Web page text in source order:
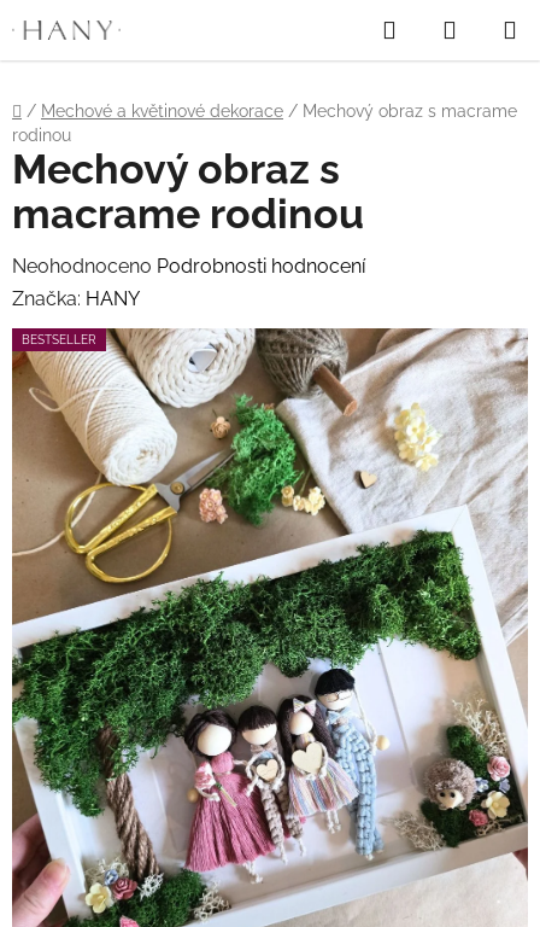
Přejít
na
Hledat
KOŠÍK
Domů
/ Mechové a květinové dekorace / Mechový obraz s macrame
rodinou
Mechový obraz s
macrame rodinou
Průměrné
hodnocení
produktu
je
0,0
hvězdiček.
Neohodnoceno Podrobnosti hodnocení
Značka: HANY
BESTSELLER